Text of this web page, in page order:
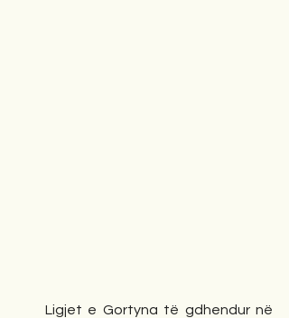
Ligjet e Gortyna të gdhendur në